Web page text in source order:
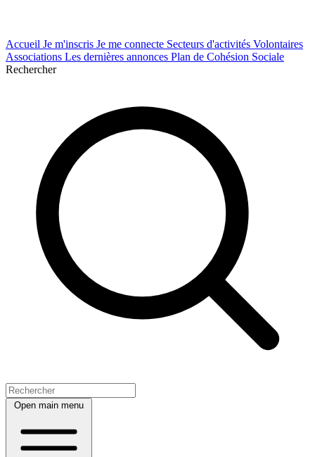
Accueil Je m'inscris Je me connecte Secteurs d'activités Volontaires
Associations Les dernières annonces Plan de Cohésion Sociale
Rechercher
Open main menu